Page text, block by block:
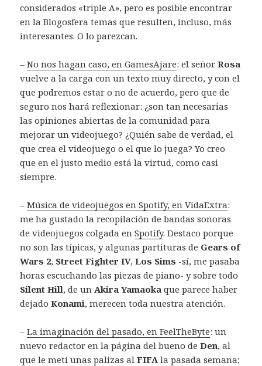
considerados «triple A», pero es posible encontrar
en la Blogosfera temas que resulten, incluso, más
interesantes. O lo parezcan.
–No nos hagan caso, en GamesAjare: el señorRosa
vuelve a la carga con un texto muy directo, y con el
que podremos estar o no de acuerdo, pero que de
seguro nos hará reflexionar: ¿son tan necesarias
las opiniones abiertas de la comunidad para
mejorar un videojuego? ¿Quién sabe de verdad, el
que crea el videojuego o el que lo juega? Yo creo
que en el justo medio está la virtud, como casi
siempre.
–Música de videojuegos en Spotify, en VidaExtra:
me ha gustado la recopilación de bandas sonoras
de videojuegos colgada enSpotify. Destaco porque
no son las típicas, y algunas partituras de Gears of
Wars 2, Street Fighter IV,Los Sims -sí, me pasaba
horas escuchando las piezas de piano- y sobre todo
Silent Hill, de un Akira Yamaoka que parece haber
dejadoKonami, merecen toda nuestra atención.
–La imaginación del pasado, en FeelTheByte: un
nuevo redactor en la página del bueno deDen, al
que le metí unas palizas alFIFA la pasada semana;